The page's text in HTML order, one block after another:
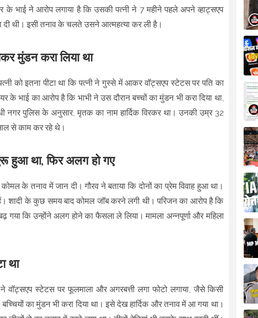
के भाई ने आरोप लगाया है कि उसकी पत्नी ने 7 महीने पहले अपने व्हाट्सएप
दी थी। इसी तनाव के चलते उसने आत्महत्या कर ली है।
मुंडन करा लिया था
को इतना पीटा था कि पत्नी ने गुस्से में आकर वॉट्सएप स्टेटस पर पति का
के भाई का आरोप है कि भाभी ने उस दौरान बच्चों का मुंडन भी करा दिया था,
नगर पुलिस के अनुसार, मृतक का नाम हार्दिक विरकर था। उनकी उम्र 32
से काम कर रहे थे।
हुआ था, फिर अलग हो गए
कोमल के तनाव में जान दी। गौरव ने बताया कि दोनों का प्रेम विवाह हुआ था।
शादी के कुछ समय बाद कोमल जॉब करने लगी थी। परिजन का आरोप है कि
गया कि उन्होंने अलग होने का फैसला ले लिया। मामला अन्नपूर्णा और महिला
था
स्टेटस पर फूलमाला और अगरबत्ती लगा फोटो लगाया, जैसे किसी
का मुंडन भी करा दिया था। इसे देख हार्दिक और तनाव में आ गया था।